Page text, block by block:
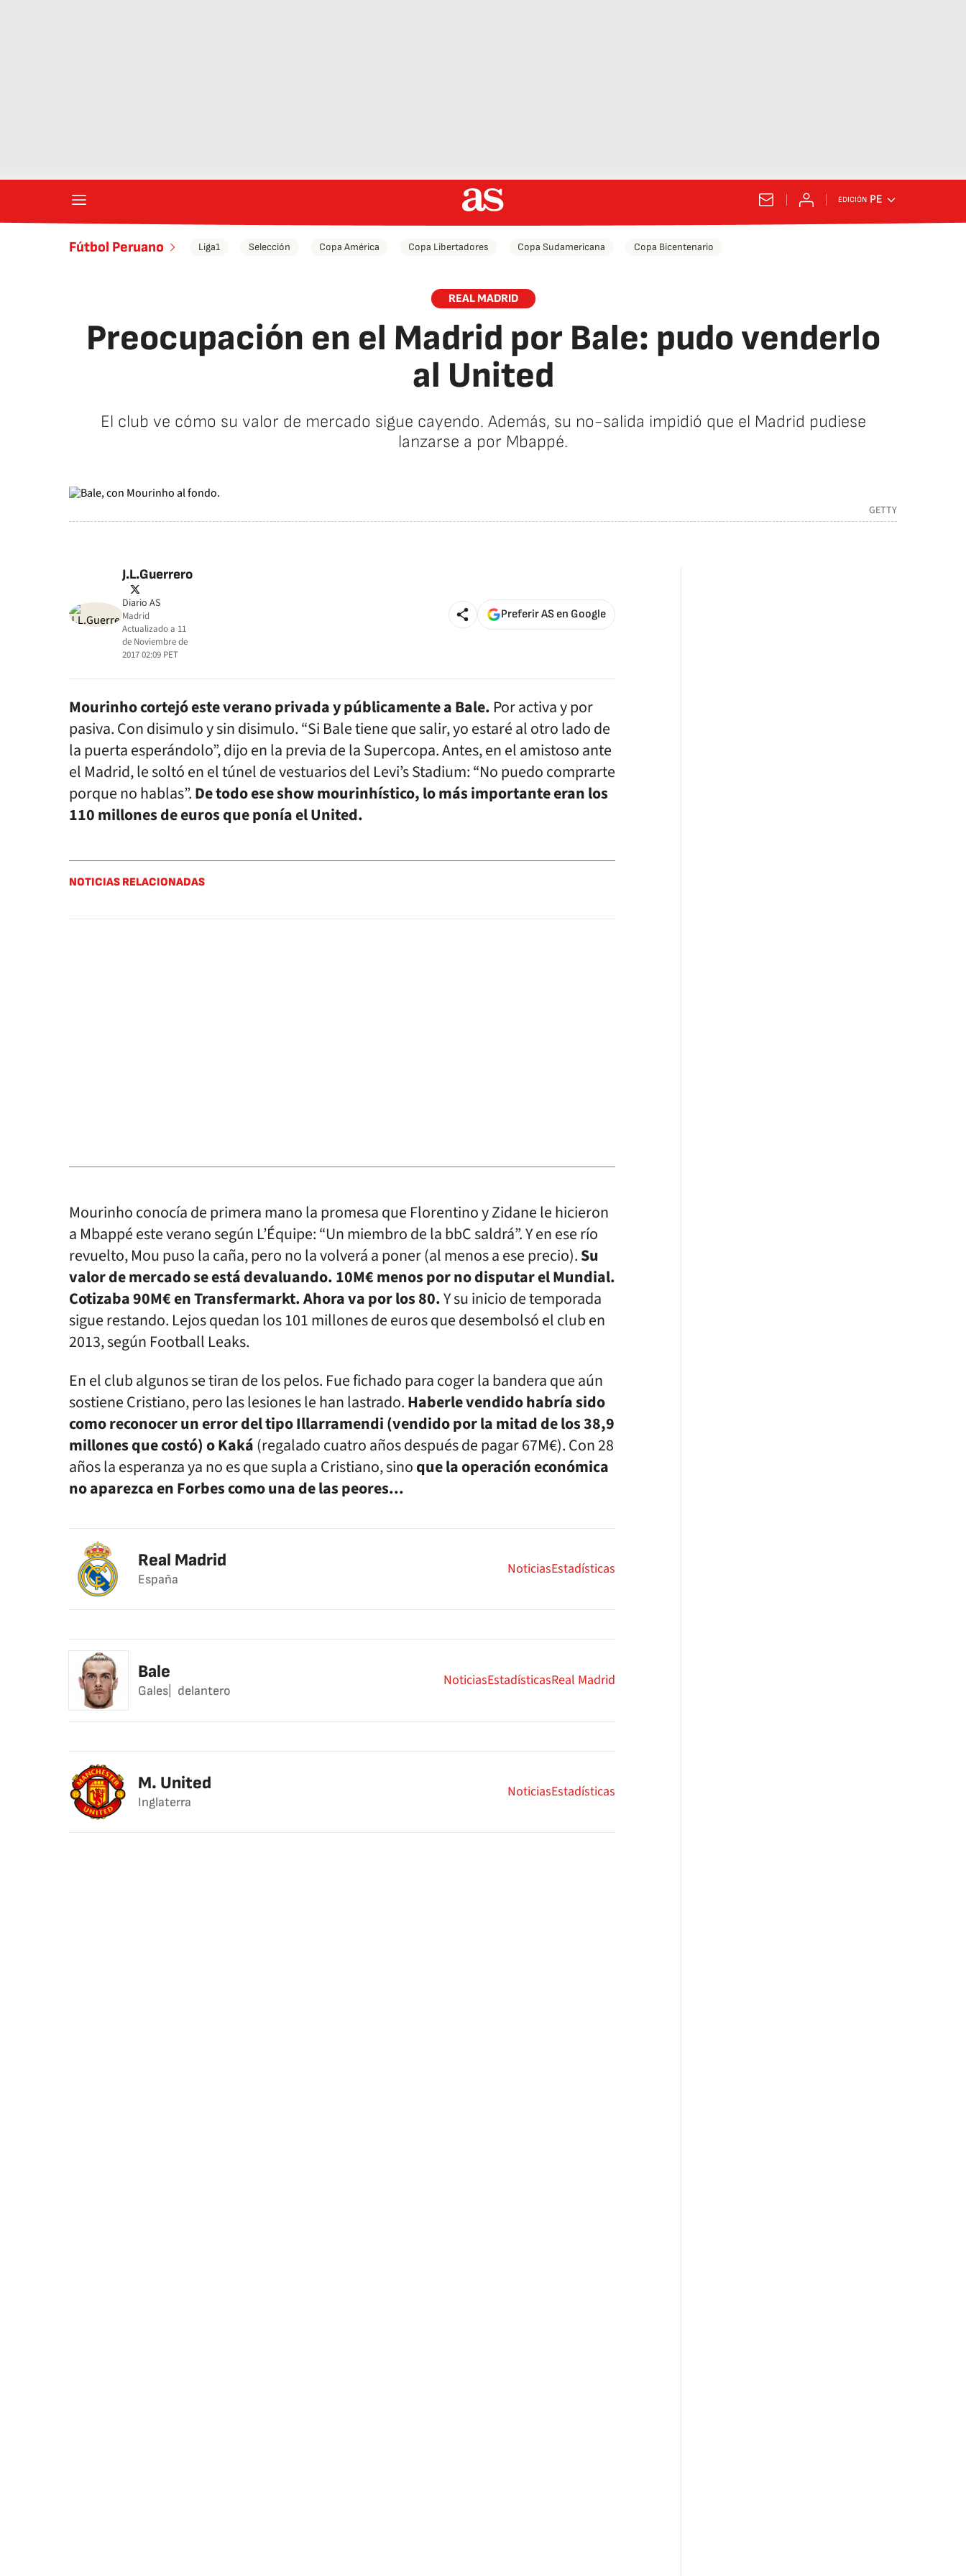
EDICIÓN PE
Fútbol Peruano Liga1 Selección Copa América Copa Libertadores Copa Sudamericana Copa Bicentenario
REAL MADRID
Preocupación en el Madrid por Bale: pudo venderlo
al United
El club ve cómo su valor de mercado sigue cayendo. Además, su no-salida impidió que el Madrid pudiese
lanzarse a por Mbappé.
GETTY
J.L.Guerrero
twitter
Diario AS
Madrid
Actualizado a 11
de Noviembre de
2017 02:09 PET
Preferir AS en Google
Mourinho cortejó este verano privada y públicamente a Bale. Por activa y por
pasiva. Con disimulo y sin disimulo. “Si Bale tiene que salir, yo estaré al otro lado de
la puerta esperándolo”, dijo en la previa de la Supercopa. Antes, en el amistoso ante
el Madrid, le soltó en el túnel de vestuarios del Levi’s Stadium: “No puedo comprarte
porque no hablas”.De todo ese show mourinhístico, lo más importante eran los
110 millones de euros que ponía el United.
NOTICIAS RELACIONADAS
Mourinho conocía de primera mano la promesa que Florentino y Zidane le hicieron
a Mbappé este verano según L’Équipe: “Un miembro de la bbC saldrá”. Y en ese río
revuelto, Mou puso la caña, pero no la volverá a poner (al menos a ese precio).Su
valor de mercado se está devaluando. 10M€ menos por no disputar el Mundial.
Cotizaba 90M€ en Transfermarkt. Ahora va por los 80.Y su inicio de temporada
sigue restando. Lejos quedan los 101 millones de euros que desembolsó el club en
2013, según Football Leaks.
En el club algunos se tiran de los pelos. Fue fichado para coger la bandera que aún
sostiene Cristiano, pero las lesiones le han lastrado.Haberle vendido habría sido
como reconocer un error del tipo Illarramendi (vendido por la mitad de los 38,9
millones que costó) o Kaká(regalado cuatro años después de pagar 67M€). Con 28
años la esperanza ya no es que supla a Cristiano, sinoque la operación económica
no aparezca en Forbes como una de las peores...
Real Madrid
España
NoticiasEstadísticas
Bale
Gales delantero
NoticiasEstadísticasReal Madrid
M. United
Inglaterra
NoticiasEstadísticas